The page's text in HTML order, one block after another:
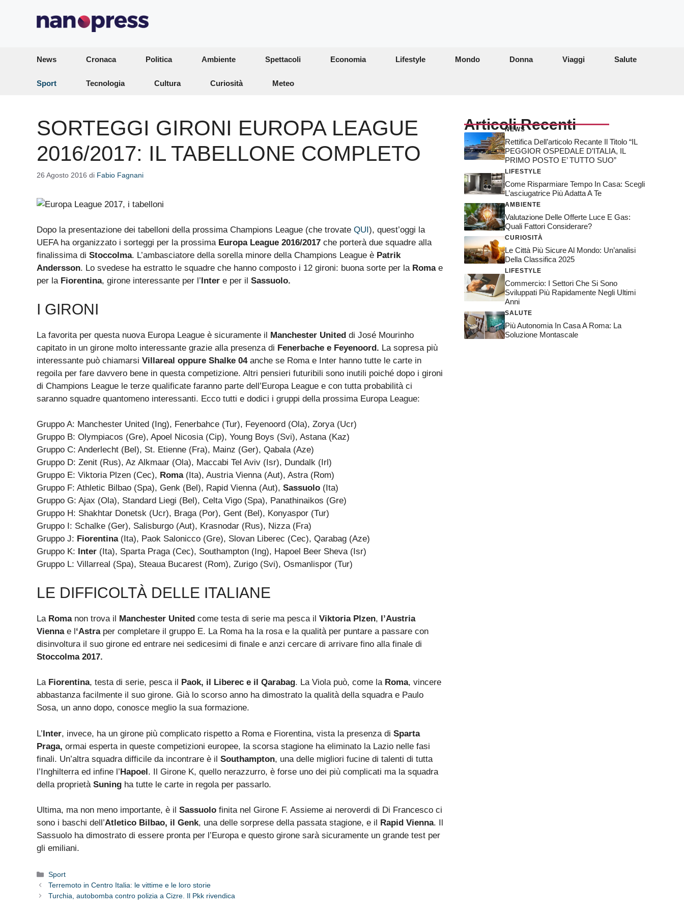
News Cronaca Politica Ambiente Spettacoli Economia Lifestyle Mondo Donna Viaggi Salute
Sport Tecnologia Cultura Curiosità Meteo
SORTEGGI GIRONI EUROPA LEAGUE
2016/2017: IL TABELLONE COMPLETO
26 Agosto 2016 di Fabio Fagnani
Dopo la presentazione dei tabelloni della prossima Champions League (che trovate QUI ), quest’oggi la
UEFA ha organizzato i sorteggi per la prossima Europa League 2016/2017 che porterà due squadre alla
finalissima di Stoccolma. L’ambasciatore della sorella minore della Champions League è Patrik
Andersson. Lo svedese ha estratto le squadre che hanno composto i 12 gironi: buona sorte per la Romae
per la Fiorentina, girone interessante per l’ Inter e per il Sassuolo.
I GIRONI
La favorita per questa nuova Europa League è sicuramente il Manchester United di José Mourinho
capitato in un girone molto interessante grazie alla presenza di Fenerbache e Feyenoord. La sopresa più
interessante può chiamarsi Villareal oppure Shalke 04anche se Roma e Inter hanno tutte le carte in
regoila per fare davvero bene in questa competizione. Altri pensieri futuribili sono inutili poiché dopo i gironi
di Champions League le terze qualificate faranno parte dell’Europa League e con tutta probabilità ci
saranno squadre quantomeno interessanti. Ecco tutti e dodici i gruppi della prossima Europa League:
Gruppo A: Manchester United (Ing), Fenerbahce (Tur), Feyenoord (Ola), Zorya (Ucr)
Gruppo B: Olympiacos (Gre), Apoel Nicosia (Cip), Young Boys (Svi), Astana (Kaz)
Gruppo C: Anderlecht (Bel), St. Etienne (Fra), Mainz (Ger), Qabala (Aze)
Gruppo D: Zenit (Rus), Az Alkmaar (Ola), Maccabi Tel Aviv (Isr), Dundalk (Irl)
Gruppo E: Viktoria Plzen (Cec), Roma(Ita), Austria Vienna (Aut), Astra (Rom)
Gruppo F: Athletic Bilbao (Spa), Genk (Bel), Rapid Vienna (Aut), Sassuolo (Ita)
Gruppo G: Ajax (Ola), Standard Liegi (Bel), Celta Vigo (Spa), Panathinaikos (Gre)
Gruppo H: Shakhtar Donetsk (Ucr), Braga (Por), Gent (Bel), Konyaspor (Tur)
Gruppo I: Schalke (Ger), Salisburgo (Aut), Krasnodar (Rus), Nizza (Fra)
Gruppo J: Fiorentina(Ita), Paok Salonicco (Gre), Slovan Liberec (Cec), Qarabag (Aze)
Gruppo K:
Inter (Ita), Sparta Praga (Cec), Southampton (Ing), Hapoel Beer Sheva (Isr)
Gruppo L: Villarreal (Spa), Steaua Bucarest (Rom), Zurigo (Svi), Osmanlispor (Tur)
LE DIFFICOLTÀ DELLE ITALIANE
La Romanon trova il Manchester United come testa di serie ma pesca il Viktoria Plzen, l’Austria
Viennae l‘Astraper completare il gruppo E. La Roma ha la rosa e la qualità per puntare a passare con
disinvoltura il suo girone ed entrare nei sedicesimi di finale e anzi cercare di arrivare fino alla finale di
Stoccolma 2017.
LaFiorentina, testa di serie, pesca il Paok, il Liberec e il Qarabag. La Viola può, come la Roma, vincere
abbastanza facilmente il suo girone. Già lo scorso anno ha dimostrato la qualità della squadra e Paulo
Sosa, un anno dopo, conosce meglio la sua formazione.
L’Inter, invece, ha un girone più complicato rispetto a Roma e Fiorentina, vista la presenza di Sparta
Praga, ormai esperta in queste competizioni europee, la scorsa stagione ha eliminato la Lazio nelle fasi
finali. Un’altra squadra difficile da incontrare è il Southampton, una delle migliori fucine di talenti di tutta
l’Inghilterra ed infine l’Hapoel. Il Girone K, quello nerazzurro, è forse uno dei più complicati ma la squadra
della proprietàSuning ha tutte le carte in regola per passarlo.
Ultima, ma non meno importante, è il Sassuolo finita nel Girone F. Assieme ai neroverdi di Di Francesco ci
sono i baschi dell’Atletico Bilbao, il Genk, una delle sorprese della passata stagione, e il Rapid Vienna. Il
Sassuolo ha dimostrato di essere pronta per l’Europa e questo girone sarà sicuramente un grande test per
gli emiliani.
Categorie
Sport
Terremoto in Centro Italia: le vittime e le loro storie
Turchia, autobomba contro polizia a Cizre. Il Pkk rivendica
Articoli Recenti
NEWS
Rettifica Dell’articolo Recante Il Titolo “IL
PEGGIOR OSPEDALE D’ITALIA, IL
PRIMO POSTO E’ TUTTO SUO”
LIFESTYLE
Come Risparmiare Tempo In Casa: Scegli
L’asciugatrice Più Adatta A Te
AMBIENTE
Valutazione Delle Offerte Luce E Gas:
Quali Fattori Considerare?
CURIOSITÀ
Le Città Più Sicure Al Mondo: Un’analisi
Della Classifica 2025
LIFESTYLE
Commercio: I Settori Che Si Sono
Sviluppati Più Rapidamente Negli Ultimi
Anni
SALUTE
Più Autonomia In Casa A Roma: La
Soluzione Montascale